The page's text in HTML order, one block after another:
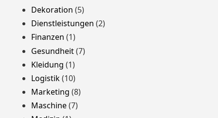
Dekoration (5)
Dienstleistungen (2)
Finanzen (1)
Gesundheit(7)
Kleidung (1)
Logistik(10)
Marketing (8)
Maschine(7)